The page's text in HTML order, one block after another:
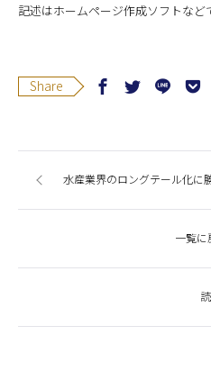
記述はホームページ作成ソフトなど
Share
水産業界のロングテール化に
一覧に